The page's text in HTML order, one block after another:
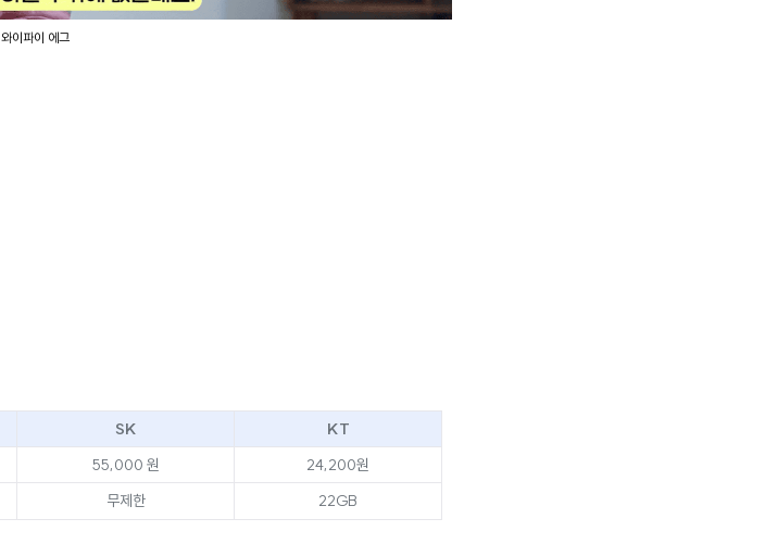
와이파이 에그
SK
KT
55,000 원
24,200원
무제한 22GB